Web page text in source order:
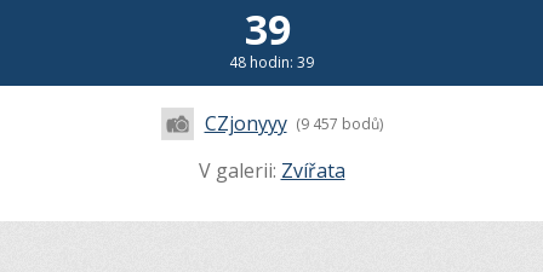
39
48 hodin: 39
CZjonyyy (9 457 bodů)
V galerii: Zvířata